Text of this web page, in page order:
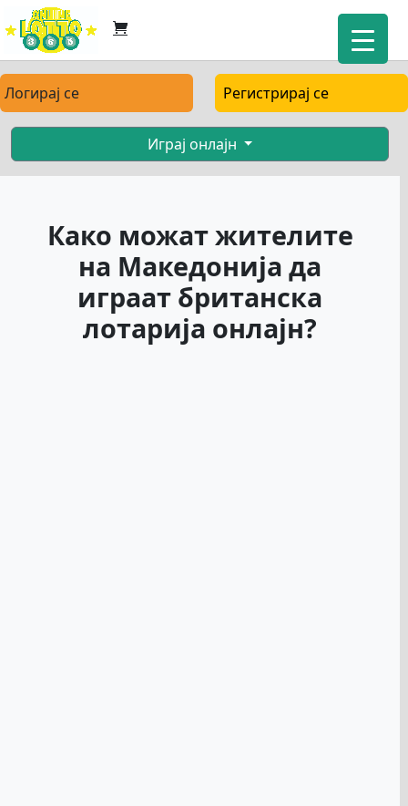
Логирај се Регистрирај се
Играј онлајн
Како можат жителите
на Македонија да
играат британска
лотарија онлајн?